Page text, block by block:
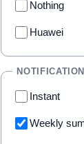
Nothing
Huawei
Instant
Weekly